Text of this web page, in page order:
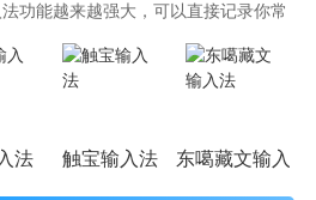
更加可靠
功能越来越强大，可以直接记录你常
鲜好玩的表情，一款好的输入法直接
法 触宝输入法 东噶藏文输入法